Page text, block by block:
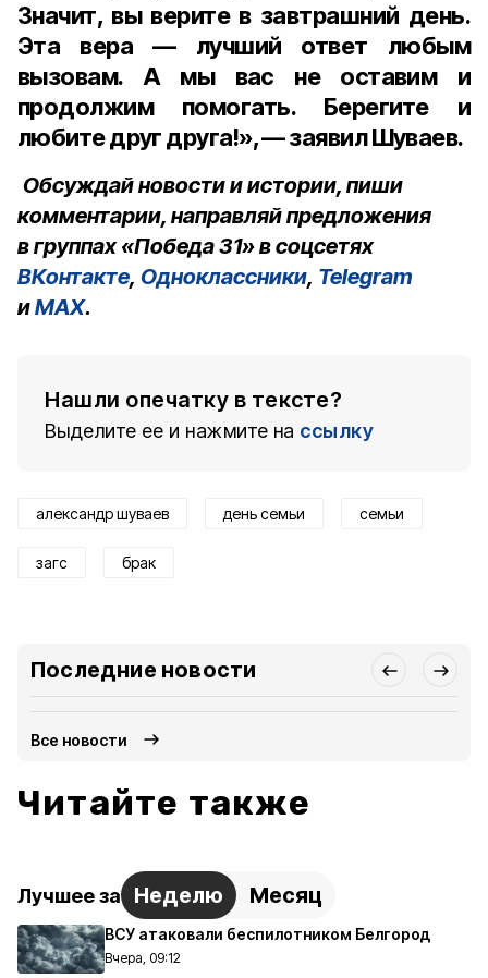
Значит, вы верите в завтрашний день.
Эта вера — лучший ответ любым
вызовам. А мы вас не оставим и
продолжим помогать. Берегите и
любите друг друга!», — заявил Шуваев.
Обсуждай новости и истории, пиши
комментарии, направляй предложения
в группах «Победа 31» в соцсетях
ВКонтакте, Одноклассники, Telegram
иMAX.
Нашли опечатку в тексте?
Выделите ее и нажмите на ссылку
александр шуваев день семьи семьи
загс брак
Последние новости
Все новости
Читайте также
Лучшее за Неделю Месяц
ВСУ атаковали беспилотником Белгород
Вчера, 09:12